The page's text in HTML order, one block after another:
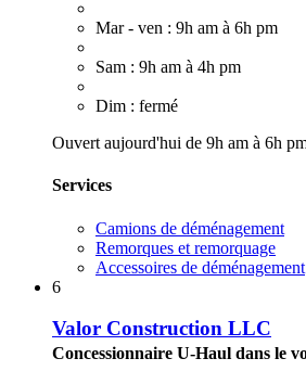
Mar - ven : 9h am à 6h pm
Sam : 9h am à 4h pm
Dim : fermé
Ouvert aujourd'hui de 9h am à 6h
Services
Camions de déménagement
Remorques et remorquage
Accessoires de déménagement
6
Valor Construction LLC
Concessionnaire U-Haul dans le